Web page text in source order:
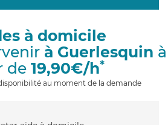
g
i
à domicile
à Guerlesquin à
de 19,90€/h*
au moment de la demande